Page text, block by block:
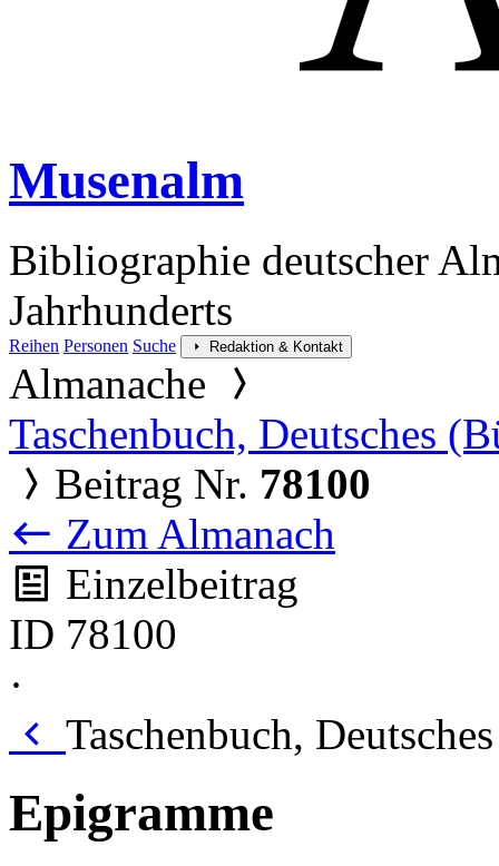
Musenalm
Bibliographie deutscher
Jahrhunderts
Reihen Personen Suche Redaktion & Kontakt
Almanache
Taschenbuch, Deutsches
Beitrag Nr. 78100
Zum Almanach
Einzelbeitrag
ID 78100
·
Taschenbuch,
Epigramme